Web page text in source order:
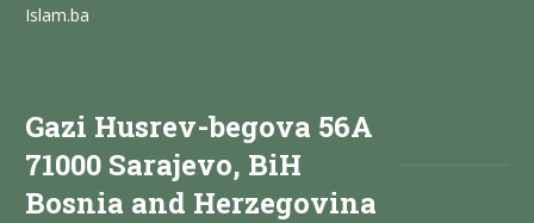
Islam.ba
Gazi Husrev-begova 56A
71000 Sarajevo, BiH
Bosnia and Herzegovina